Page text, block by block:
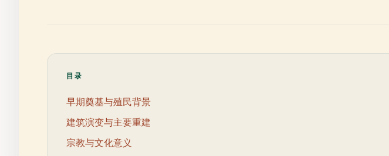
目录
早期奠基与殖民背景
建筑演变与主要重建
宗教与文化意义